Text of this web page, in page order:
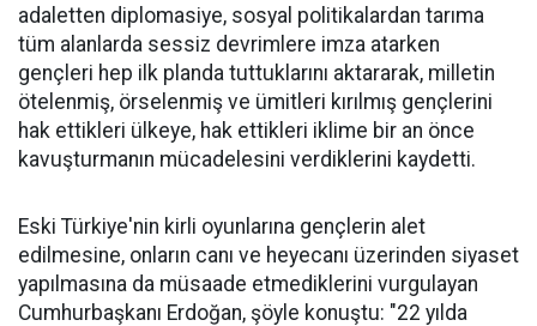
adaletten diplomasiye, sosyal politikalardan tarıma
tüm alanlarda sessiz devrimlere imza atarken
gençleri hep ilk planda tuttuklarını aktararak, milletin
ötelenmiş, örselenmiş ve ümitleri kırılmış gençlerini
hak ettikleri ülkeye, hak ettikleri iklime bir an önce
kavuşturmanın mücadelesini verdiklerini kaydetti.
Eski Türkiye'nin kirli oyunlarına gençlerin alet
edilmesine, onların canı ve heyecanı üzerinden siyaset
yapılmasına da müsaade etmediklerini vurgulayan
Cumhurbaşkanı Erdoğan, şöyle konuştu: "22 yılda